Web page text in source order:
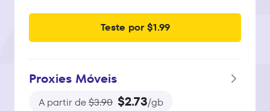
Teste por $1.99
Proxies Móveis
A partir de$3.90 $2.73/gb